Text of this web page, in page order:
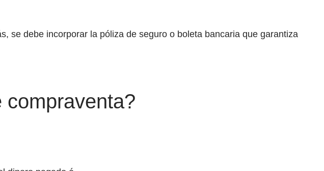
se debe incorporar la póliza de seguro o boleta bancaria que garantiza
compraventa?